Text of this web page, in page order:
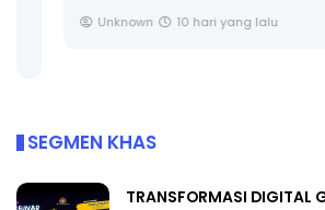
Unknown 10 hari yang lalu
SEGMEN KHAS
TRANSFORMASI DIGITAL